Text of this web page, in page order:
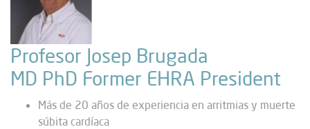
Profesor Josep Brugada
MD PhD Former EHRA President
Más de 20 años de experiencia en arritmias y muerte
súbita cardíaca